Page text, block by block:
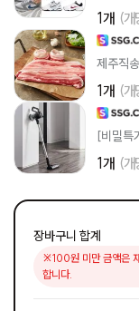
1개 (
제주직
1개 (
[비밀특
1개 (
장바구니 합계
※100원 미만 금액은
합니다.